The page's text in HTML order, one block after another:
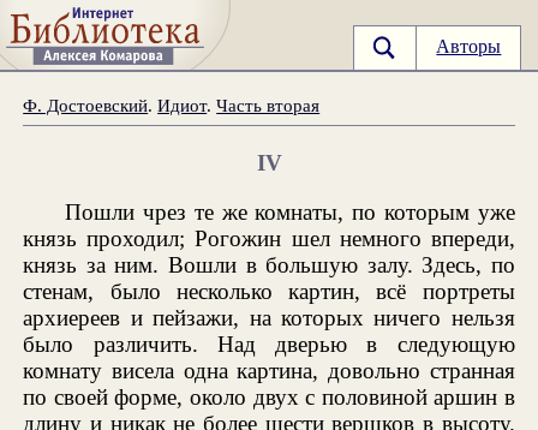
Авторы
Ф. Достоевский.Идиот.Часть вторая
IV
Пошли чрез те же комнаты, по которым уже
князь проходил; Рогожин шел немного впереди,
князь за ним. Вошли в большую залу. Здесь, по
стенам, было несколько картин, всё портреты
архиереев и пейзажи, на которых ничего нельзя
было различить. Над дверью в следующую
комнату висела одна картина, довольно странная
по своей форме, около двух с половиной аршин в
длину и никак не более шести вершков в высоту.